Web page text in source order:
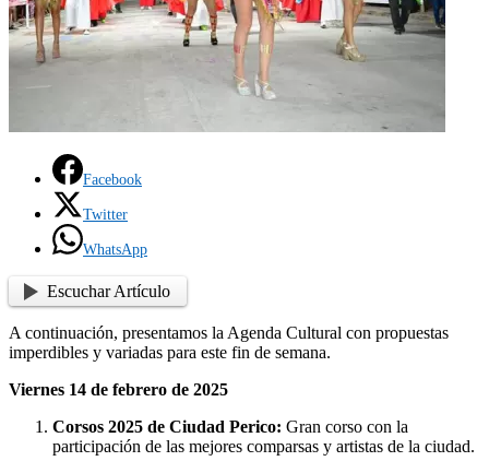
Facebook
Twitter
WhatsApp
Escuchar Artículo
A continuación, presentamos la Agenda Cultural con propuestas
imperdibles y variadas para este fin de semana.
Viernes 14 de febrero de 2025
Corsos 2025 de Ciudad Perico: Gran corso con la
participación de las mejores comparsas y artistas de la ciudad.